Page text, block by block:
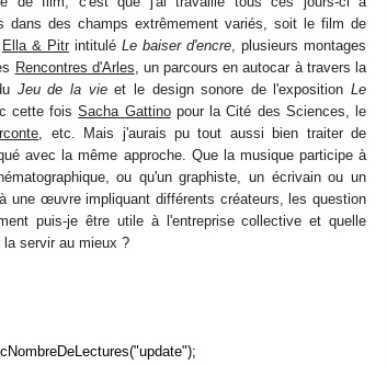
dans des champs extrêmement variés, soit le film de
Ella & Pitr intitulé Le baiser d'encre , plusieurs montages
Rencontres d'Arles , un parcours en autocar à travers la
Jeu de la vieet le design sonore de l'expositionLe
cette foisSacha Gattinopour la Cité des Sciences, le
, etc. Mais j'aurais pu tout aussi bien traiter de
avec la même approche. Que la musique participe à
ou qu'un graphiste, un écrivain ou un
une œuvre impliquant différents créateurs, les question
puis-je être utile à l'entreprise collective et quelle
la servir au mieux ?